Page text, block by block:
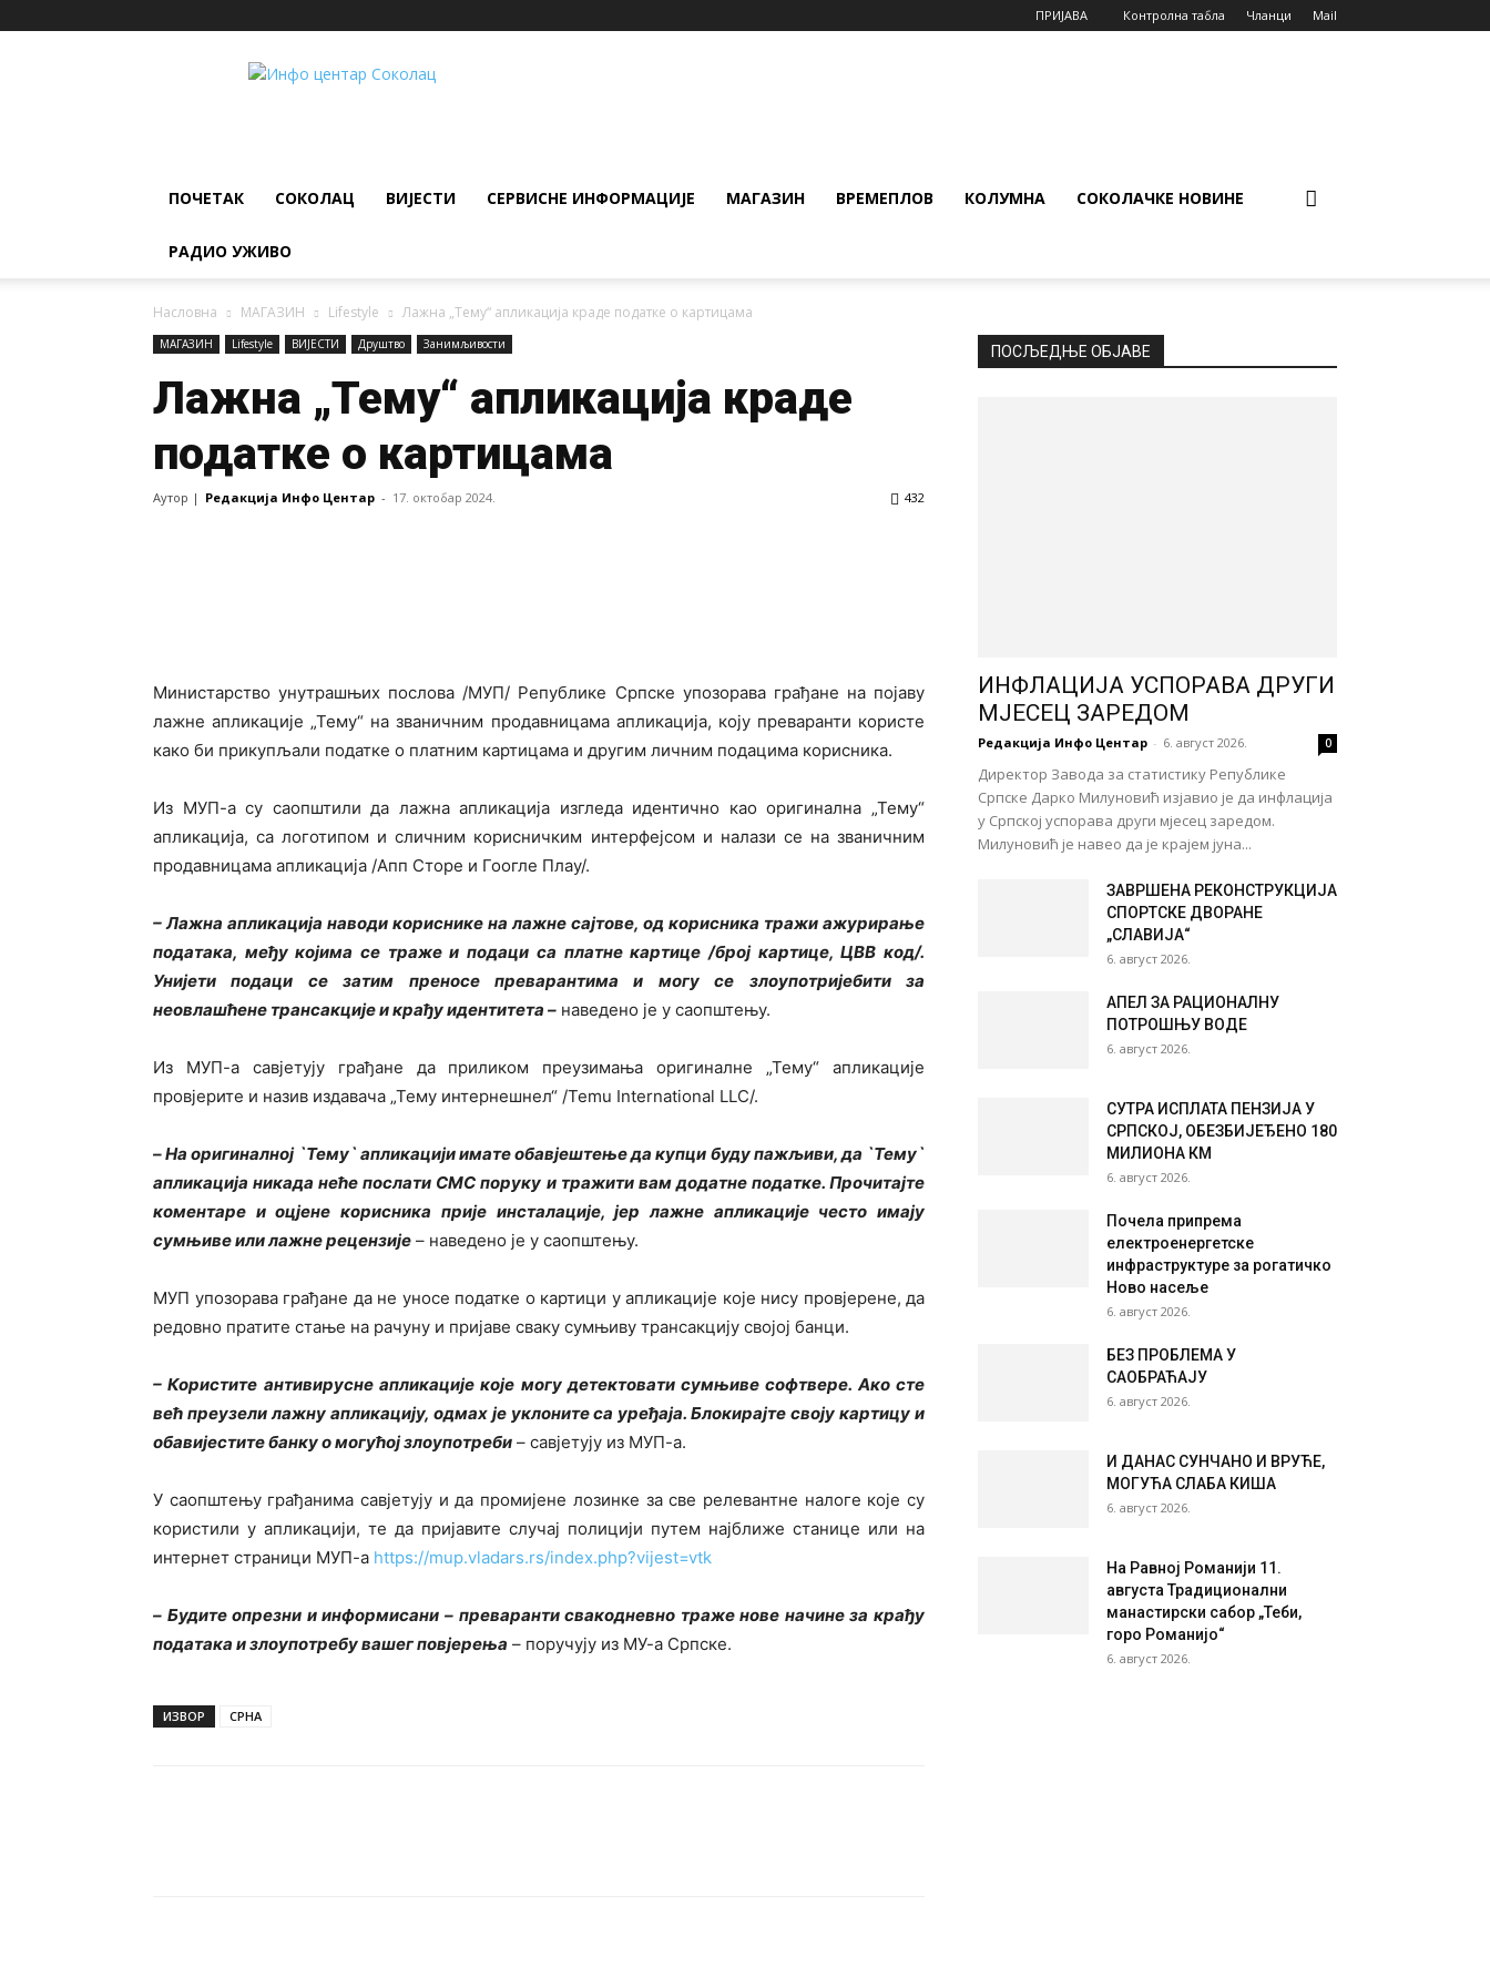
ПРИЈАВА Контролна табла Чланци Mail
ИНФО
ПОЧЕТАК СОКОЛАЦ ВИЈЕСТИ СЕРВИСНЕ ИНФОРМАЦИЈЕ МАГАЗИН ВРЕМЕПЛОВ КОЛУМНА СОКОЛАЧКЕ НОВИНЕ
РАДИО УЖИВО
Насловна МАГАЗИН Lifestyle Лажна „Тему“ апликација краде податке о картицама
МАГАЗИН Lifestyle ВИЈЕСТИ Друштво Занимљивости
Лажна „Тему“ апликација краде
податке о картицама
Аутор | Редакција Инфо Центар - 17. октобар 2024. 432
Министарство унутрашњих послова /МУП/ Републике Српске упозорава грађане на појаву
лажне апликације „Тему“ на званичним продавницама апликација, коју преваранти користе
како би прикупљали податке о платним картицама и другим личним подацима корисника.
Из МУП-а су саопштили да лажна апликација изгледа идентично као оригинална „Тему“
апликација, са логотипом и сличним корисничким интерфејсом и налази се на званичним
продавницама апликација /Апп Сторе и Гоогле Плаy/.
– Лажна апликација наводи кориснике на лажне сајтове, од корисника тражи ажурирање
података, међу којима се траже и подаци са платне картице /број картице, ЦВВ код/.
Унијети подаци се затим преносе преварантима и могу се злоупотријебити за
неовлашћене трансакције и крађу идентитета – наведено је у саопштењу.
Из МУП-а савјетују грађане да приликом преузимања оригиналне „Тему“ апликације
провјерите и назив издавача „Тему интернешнел“ /Temu International LLC/.
–На оригиналној `Тему` апликацији имате обавјештење да купци буду пажљиви, да `Тему`
апликација никада неће послати СМС поруку и тражити вам додатне податке. Прочитајте
коментаре и оцјене корисника прије инсталације, јер лажне апликације често имају
сумњиве или лажне рецензије – наведено је у саопштењу.
МУП упозорава грађане да не уносе податке о картици у апликације које нису провјерене, да
редовно пратите стање на рачуну и пријаве сваку сумњиву трансакцију својој банци.
– Користите антивирусне апликације које могу детектовати сумњиве софтвере. Ако сте
већ преузели лажну апликацију, одмах је уклоните са уређаја. Блокирајте своју картицу и
обавијестите банку о могућој злоупотреби – савјетују из МУП-а.
У саопштењу грађанима савјетују и да промијене лозинке за све релевантне налоге које су
користили у апликацији, те да пријавите случај полицији путем најближе станице или на
интернет страници МУП-а https://mup.vladars.rs/index.php?vijest=vtk
– Будите опрезни и информисани – преваранти свакодневно траже нове начине за крађу
података и злоупотребу вашег повјерења – поручују из МУ-а Српске.
ИЗВОР СРНА
ПОСЉЕДЊЕ ОБЈАВЕ
ИНФЛАЦИЈА УСПОРАВА ДРУГИ
МЈЕСЕЦ ЗАРЕДОМ
Редакција Инфо Центар - 6. август 2026. 0
Директор Завода за статистику Републике
Српске Дарко Милуновић изјавио је да инфлација
у Српској успорава други мјесец заредом.
Милуновић је навео да је крајем јуна...
ЗАВРШЕНА РЕКОНСТРУКЦИЈА
СПОРТСКЕ ДВОРАНЕ
„СЛАВИЈА“
6. август 2026.
АПЕЛ ЗА РАЦИОНАЛНУ
ПОТРОШЊУ ВОДЕ
6. август 2026.
СУТРА ИСПЛАТА ПЕНЗИЈА У
СРПСКОЈ, ОБЕЗБИЈЕЂЕНО 180
МИЛИОНА КМ
6. август 2026.
Почела припрема
електроенергетске
инфраструктуре за рогатичко
Ново насеље
6. август 2026.
БЕЗ ПРОБЛЕМА У
САОБРАЋАЈУ
6. август 2026.
И ДАНАС СУНЧАНО И ВРУЋЕ,
МОГУЋА СЛАБА КИША
6. август 2026.
На Равној Романији 11.
августа Традиционални
манастирски сабор „Теби,
горо Романијо“
6. август 2026.